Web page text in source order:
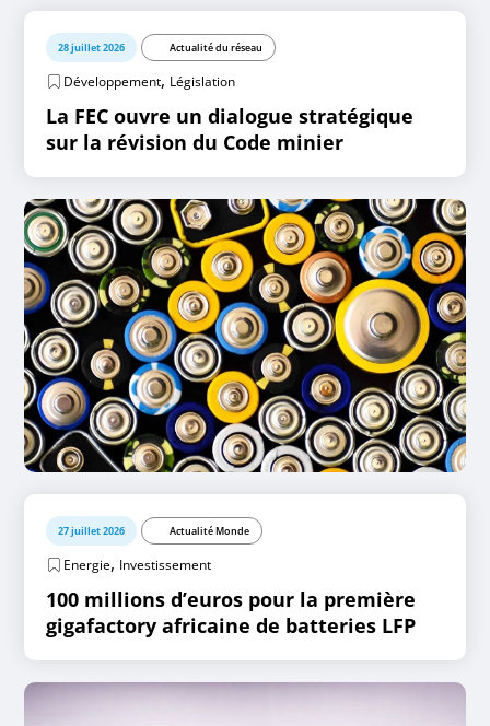
28 juillet 2026 Actualité du réseau
Développement, Législation
La FEC ouvre un dialogue stratégique
sur la révision du Code minier
27 juillet 2026 Actualité Monde
Energie, Investissement
100 millions d’euros pour la première
gigafactory africaine de batteries LFP